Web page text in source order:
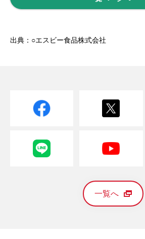
出典：○エスビー食品株式会社
一覧へ